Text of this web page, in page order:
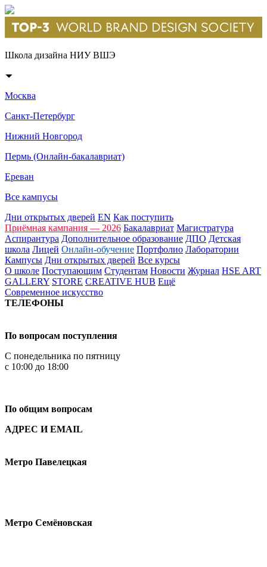
Школа дизайна НИУ ВШЭ
Москва
Санкт-Петербург
Нижний Новгород
Пермь (Онлайн-бакалавриат)
Ереван
Все кампусы
Дни открытых дверей EN Как поступить
Приёмная кампания — 2026 Бакалавриат Магистратура
Аспирантура Дополнительное образование ДПО Детская
школа Лицей Онлайн-обучение Портфолио Лаборатории
Кампусы Дни открытых дверей Все курсы
О школе Поступающим Студентам Новости Журнал HSE ART
GALLERY STORE CREATIVE HUB Ещё
Современное искусство
ТЕЛЕФОНЫ
По вопросам поступления
С понедельника по пятницу
с 10:00 до 18:00
По общим вопросам
АДРЕС И EMAIL
Метро Павелецкая
Метро Семёновская